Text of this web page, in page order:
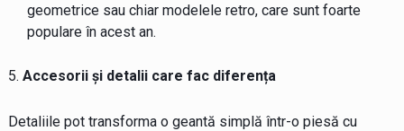
geometrice sau chiar modelele retro, care sunt foarte
populare în acest an.
Accesorii și detalii care fac diferența
Detaliile pot transforma o geantă simplă într-o piesă cu